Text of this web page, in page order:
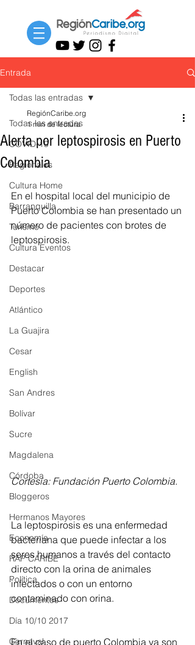
Entrada
Todas las entradas
COVID-19
Regionales
Cultura Home
Barranquilla
Turismo
Cultura Eventos
Destacar
Deportes
Atlántico
La Guajira
Cesar
English
San Andres
Bolívar
Sucre
Magdalena
Córdoba
Bloggeros
Hermanos Mayores
Economía
RAP CARIBE
Política
Documentos
Día 10/10 2017
Carnaval
Todas las entradas
Alerta por leptospirosis en Puerto
Colombia
RegiónCaribe.org
1 min de lectura
En el hospital local del municipio de
Puerto Colombia se han presentado un
número de pacientes con brotes de
leptospirosis.
Cortesía: Fundación Puerto Colombia.
La leptospirosis es una enfermedad
bacteriana que puede infectar a los
seres humanos a través del contacto
directo con la orina de animales
infectados o con un entorno
contaminado con orina.
En el caso de puerto Colombia ya son